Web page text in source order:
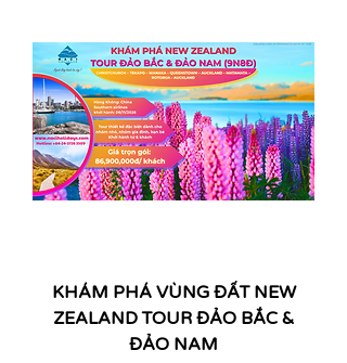
KHÁM PHÁ VÙNG ĐẤT NEW
ZEALAND TOUR ĐẢO BẮC &
ĐẢO NAM